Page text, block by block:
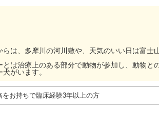
は、多摩川の河川敷や、天気のいい日は富士
は治療上のある部分で動物が参加し、動物と
がいます。
お持ちで臨床経験3年以上の方